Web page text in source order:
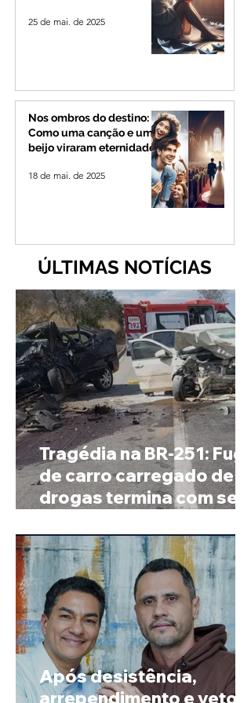
25 de mai. de 2025
Nos ombros do destino:
Como uma canção e um
beijo viraram eternidade
18 de mai. de 2025
ÚLTIMAS NOTÍCIAS
Tragédia na BR-251: Fuga
de carro carregado de
drogas termina com sete
Após desistência,
arrependimento e veto